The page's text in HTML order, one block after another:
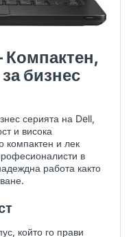
Компактен,
бизнес
серията на Dell,
и висока
компактен и лек
в
работа както
който го прави